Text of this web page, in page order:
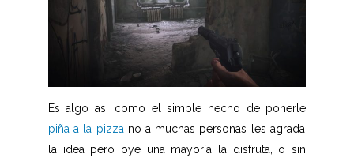
Es algo asi como el simple hecho de ponerle
piña a la pizza no a muchas personas les agrada
la idea pero oye una mayoría la disfruta, o sin